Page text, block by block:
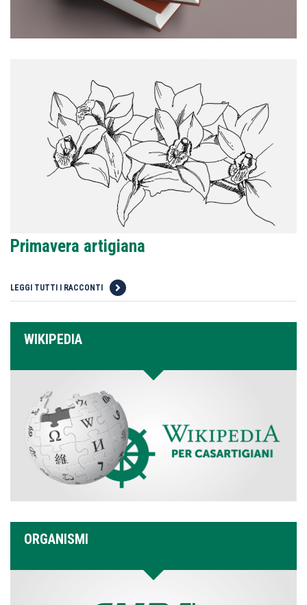
Primavera artigiana
LEGGI TUTTI I RACCONTI
WIKIPEDIA
ORGANISMI